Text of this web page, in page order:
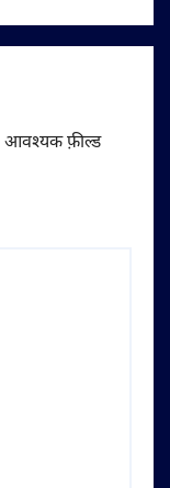
आवश्यक फ़ील्ड